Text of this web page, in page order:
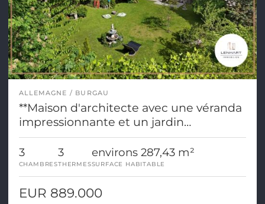
ALLEMAGNE BURGAU
**Maison d'architecte avec une véranda
impressionnante et un jardin
paysager**
3
CHAMBRES
3
THERMES
environs 287,43 m²
SURFACE HABITABLE
EUR 889.000